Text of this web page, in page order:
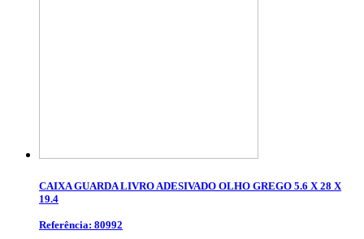
CAIXA GUARDA LIVRO ADESIVADO OLHO GREGO 5.6 X 28 X
19.4
Referência: 80992